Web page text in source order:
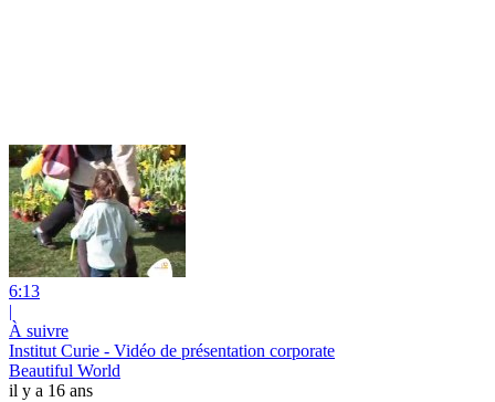
6:13
|
À suivre
Institut Curie - Vidéo de présentation corporate
Beautiful World
il y a 16 ans